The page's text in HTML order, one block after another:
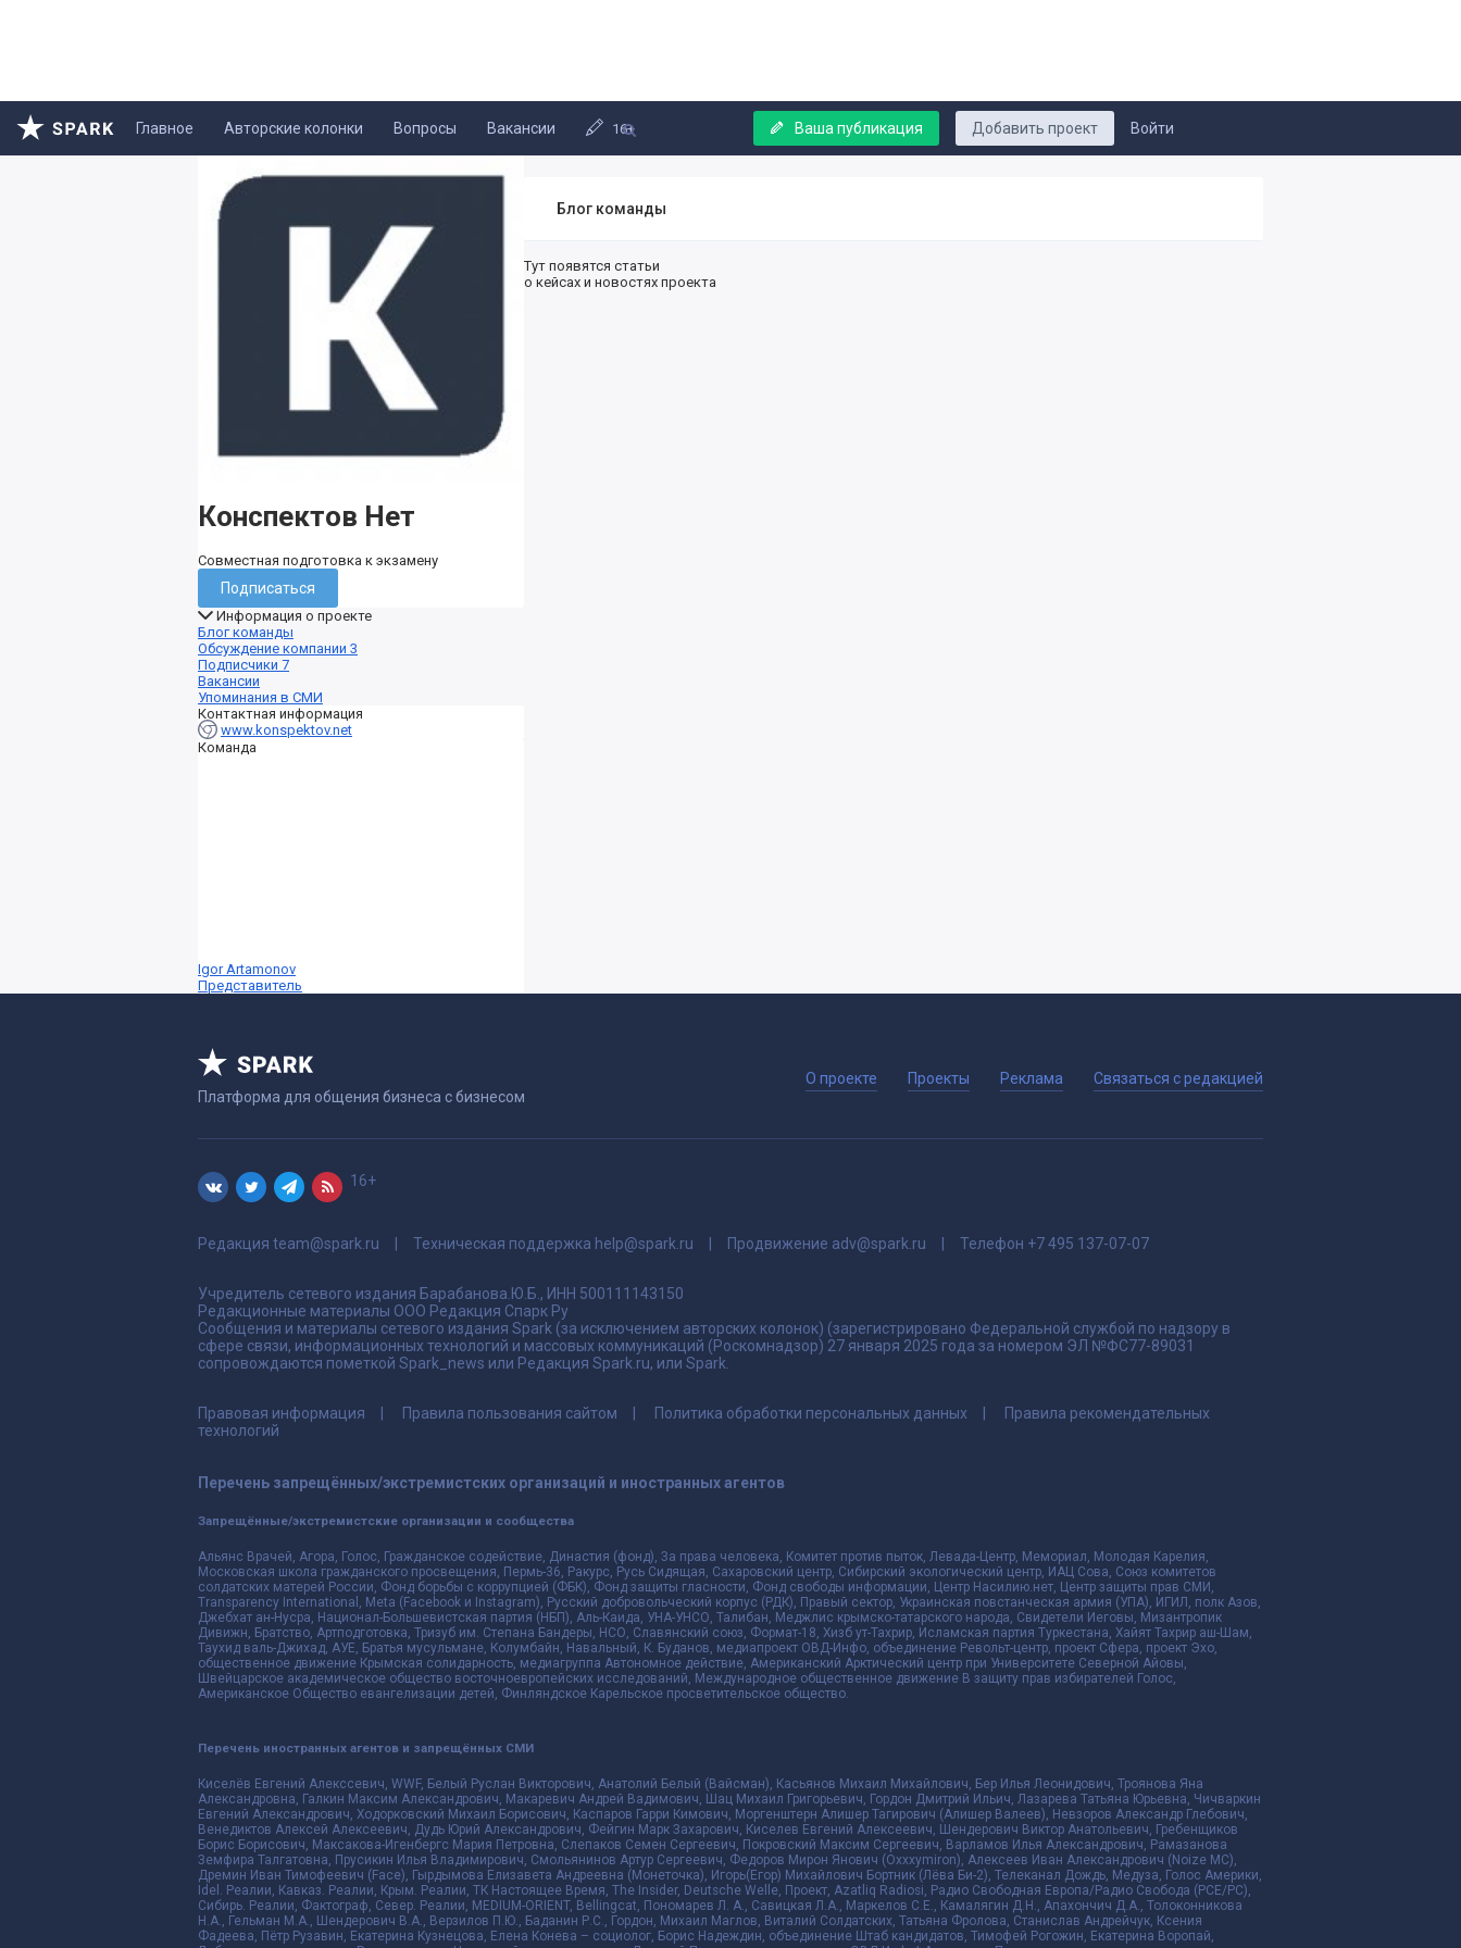
Войти
Добавить проект
Главное Авторские колонки Вопросы Вакансии Ваша публикация
16+
Конспектов Нет
Совместная подготовка к экзамену
Подписаться
Информация о проекте
Блог команды
Обсуждение компании 3
Подписчики 7
Вакансии
Упоминания в СМИ
Контактная информация
www.konspektov.net
Команда
Igor Artamonov
Представитель
Блог команды
Тут появятся статьи
о кейсах и новостях проекта
Платформа для общения бизнеса с бизнесом
О проекте Проекты Реклама Связаться с редакцией
16+
Редакция team@spark.ru Техническая поддержка help@spark.ru Продвижение adv@spark.ru Телефон +7 495 137-07-07
Учредитель сетевого издания Барабанова.Ю.Б., ИНН 500111143150
Редакционные материалы ООО Редакция Спарк Ру
Сообщения и материалы сетевого издания Spark (за исключением авторских колонок) (зарегистрировано Федеральной службой по надзору в
сфере связи, информационных технологий и массовых коммуникаций (Роскомнадзор) 27 января 2025 года за номером ЭЛ №ФС77-89031
сопровождаются пометкой Spark_news или Редакция Spark.ru, или Spark.
Правовая информация Правила пользования сайтом Политика обработки персональных данных
Правила рекомендательных
технологий
Перечень запрещённых/экстремистских организаций и иностранных агентов
Запрещённые/экстремистские организации и сообщества
Альянс Врачей, Агора, Голос, Гражданское содействие, Династия (фонд), За права человека, Комитет против пыток, Левада-Центр, Мемориал, Молодая Карелия,
Московская школа гражданского просвещения, Пермь-36, Ракурс, Русь Сидящая, Сахаровский центр, Сибирский экологический центр, ИАЦ Сова, Союз комитетов
солдатских матерей России, Фонд борьбы с коррупцией (ФБК), Фонд защиты гласности, Фонд свободы информации, Центр Насилию.нет, Центр защиты прав СМИ,
Transparency International, Meta (Facebook и Instagram), Русский добровольческий корпус (РДК), Правый сектор, Украинская повстанческая армия (УПА), ИГИЛ, полк Азов,
Джебхат ан-Нусра, Национал-Большевистская партия (НБП), Аль-Каида, УНА-УНСО, Талибан, Меджлис крымско-татарского народа, Свидетели Иеговы, Мизантропик
Дивижн, Братство, Артподготовка, Тризуб им. Степана Бандеры, НСО, Славянский союз, Формат-18, Хизб ут-Тахрир, Исламская партия Туркестана, Хайят Тахрир аш-Шам,
Таухид валь-Джихад, АУЕ, Братья мусульмане, Колумбайн, Навальный, К. Буданов, медиапроект ОВД-Инфо, объединение Револьт-центр, проект Сфера, проект Эхо,
общественное движение Крымская солидарность, медиагруппа Автономное действие, Американский Арктический центр при Университете Северной Айовы,
Швейцарское академическое общество восточноевропейских исследований, Международное общественное движение В защиту прав избирателей Голос,
Американское Общество евангелизации детей, Финляндское Карельское просветительское общество.
Перечень иностранных агентов и запрещённых СМИ
Киселёв Евгений Алекссевич, WWF, Белый Руслан Викторович, Анатолий Белый (Вайсман), Касьянов Михаил Михайлович, Бер Илья Леонидович, Троянова Яна
Александровна, Галкин Максим Александрович, Макаревич Андрей Вадимович, Шац Михаил Григорьевич, Гордон Дмитрий Ильич, Лазарева Татьяна Юрьевна, Чичваркин
Евгений Александрович, Ходорковский Михаил Борисович, Каспаров Гарри Кимович, Моргенштерн Алишер Тагирович (Алишер Валеев), Невзоров Александр Глебович,
Венедиктов Алексей Алексеевич, Дудь Юрий Александрович, Фейгин Марк Захарович, Киселев Евгений Алексеевич, Шендерович Виктор Анатольевич, Гребенщиков
Борис Борисович, Максакова-Игенбергс Мария Петровна, Слепаков Семен Сергеевич, Покровский Максим Сергеевич, Варламов Илья Александрович, Рамазанова
Земфира Талгатовна, Прусикин Илья Владимирович, Смольянинов Артур Сергеевич, Федоров Мирон Янович (Oxxxymiron), Алексеев Иван Александрович (Noize MC),
Дремин Иван Тимофеевич (Face), Гырдымова Елизавета Андреевна (Монеточка), Игорь(Егор) Михайлович Бортник (Лёва Би-2), Телеканал Дождь, Медуза, Голос Америки,
Idel. Реалии, Кавказ. Реалии, Крым. Реалии, ТК Настоящее Время, The Insider, Deutsche Welle, Проект, Azatliq Radiosi, Радио Свободная Европа/Радио Свобода (PCE/PC),
Сибирь. Реалии, Фактограф, Север. Реалии, MEDIUM-ORIENT, Bellingcat, Пономарев Л. А., Савицкая Л.А., Маркелов С.Е., Камалягин Д.Н., Апахончич Д.А., Толоконникова
Н.А., Гельман М.А., Шендерович В.А., Верзилов П.Ю., Баданин Р.С., Гордон, Михаил Маглов, Виталий Солдатских, Татьяна Фролова, Станислав Андрейчук, Ксения
Фадеева, Пётр Рузавин, Екатерина Кузнецова, Елена Конева – социолог, Борис Надеждин, объединение Штаб кандидатов, Тимофей Рогожин, Екатерина Воропай,